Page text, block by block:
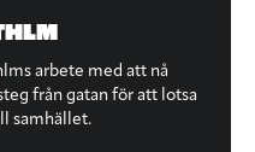
arbete med att nå
från gatan för att lotsa
samhället.